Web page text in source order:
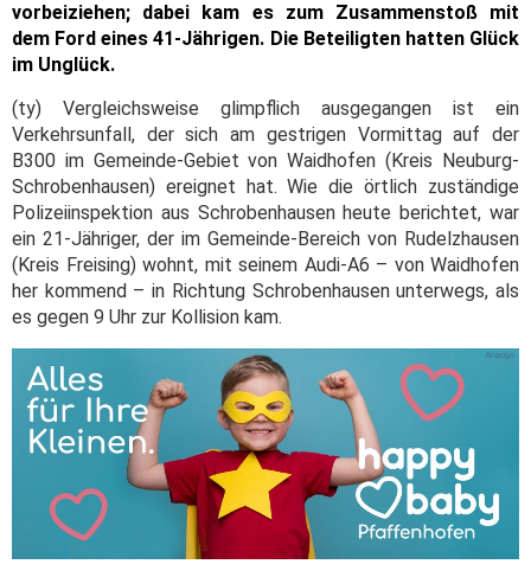
vorbeiziehen; dabei kam es zum Zusammenstoß mit
dem Ford eines 41-Jährigen. Die Beteiligten hatten Glück
im Unglück.
(ty) Vergleichsweise glimpflich ausgegangen ist ein
Verkehrsunfall, der sich am gestrigen Vormittag auf der
B300 im Gemeinde-Gebiet von Waidhofen (Kreis Neuburg-
Schrobenhausen) ereignet hat. Wie die örtlich zuständige
Polizeiinspektion aus Schrobenhausen heute berichtet, war
ein 21-Jähriger, der im Gemeinde-Bereich von Rudelzhausen
(Kreis Freising) wohnt, mit seinem Audi-A6 – von Waidhofen
her kommend – in Richtung Schrobenhausen unterwegs, als
es gegen 9 Uhr zur Kollision kam.